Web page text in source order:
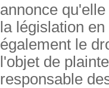
annonce
la législation
également le
l'objet de
responsable